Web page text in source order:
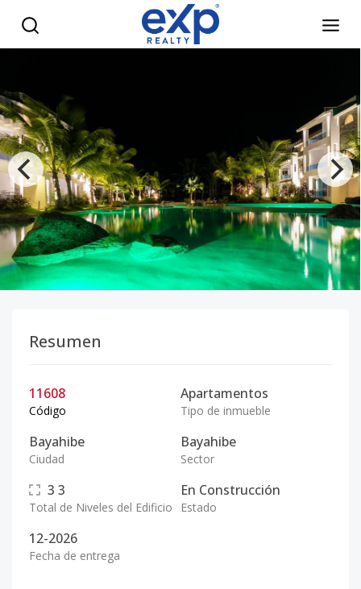
Resumen
11608
Código
Apartamentos
Tipo de inmueble
Bayahibe
Ciudad
Bayahibe
Sector
3 3
Total de Niveles del Edificio
En Construcción
Estado
12-2026
Fecha de entrega
Espacios acogedores que transmiten amplitud y armonía. -